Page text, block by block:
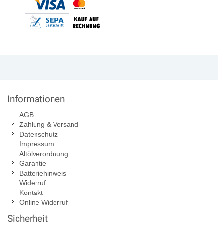
Informationen
AGB
Zahlung & Versand
Datenschutz
Impressum
Altölverordnung
Garantie
Batteriehinweis
Widerruf
Kontakt
Online Widerruf
Sicherheit